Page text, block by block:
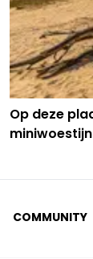
Op deze
miniwoestijn
COMMUNITY